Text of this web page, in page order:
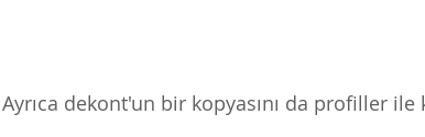
Ayrıca dekont'un bir kopyasını da profiller